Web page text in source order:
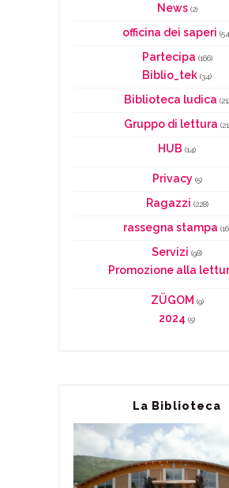
News(2)
officina dei saperi
Partecipa (166)
Biblio_tek (34)
Biblioteca ludica (21)
Gruppo di lettura
HUB (14)
Privacy (5)
Ragazzi (228)
rassegna stampa
Servizi (98)
Promozione alla
ZÜGOM (9)
2024 (5)
La Biblioteca